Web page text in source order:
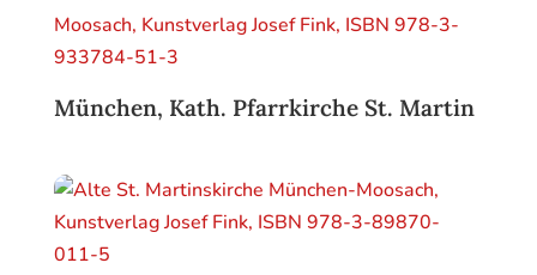
München, Kath. Pfarrkirche St. Martin